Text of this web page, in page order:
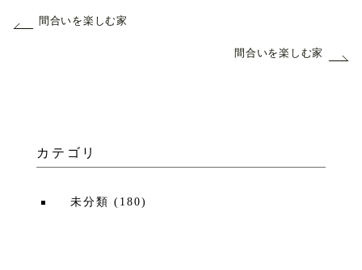
間合いを楽しむ家
間合いを楽しむ家
カテゴリ
未分類 ( 180)